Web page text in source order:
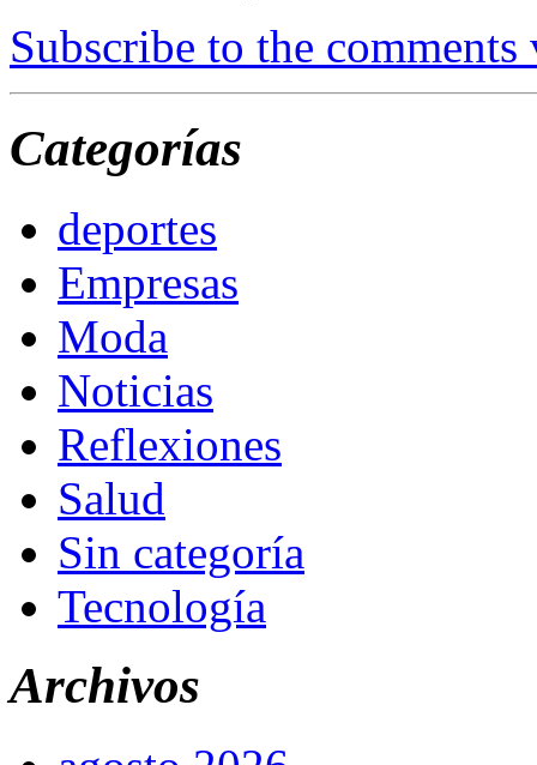
Subscribe to the comments
Categorías
deportes
Empresas
Moda
Noticias
Reflexiones
Salud
Sin categoría
Tecnología
Archivos